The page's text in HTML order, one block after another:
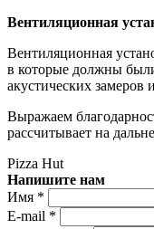
Вентиляционная
Вентиляционная
в которые должны
акустических замеров
Выражаем
рассчитывает на
Pizza Hut
Напишите нам
Имя *
E-mail *